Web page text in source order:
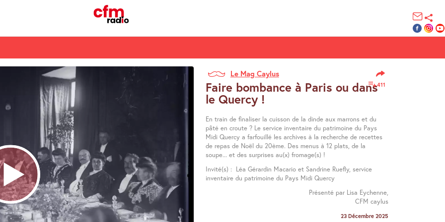
Le Mag Caylus
411
Faire bombance à Paris ou dans
le Quercy !
En train de finaliser la cuisson de la dinde aux marrons et du
pâté en croute ? Le service inventaire du patrimoine du Pays
Midi Quercy a farfouillé les archives à la recherche de recettes
de repas de Noël du 20ème. Des menus à 12 plats, de la
soupe... et des surprises au(x) fromage(s) !
Invité(s) : Léa Gérardin Macario et Sandrine Ruefly, service
inventaire du patrimoine du Pays Midi Quercy
Présenté par Lisa Eychenne,
CFM caylus
23 Décembre 2025